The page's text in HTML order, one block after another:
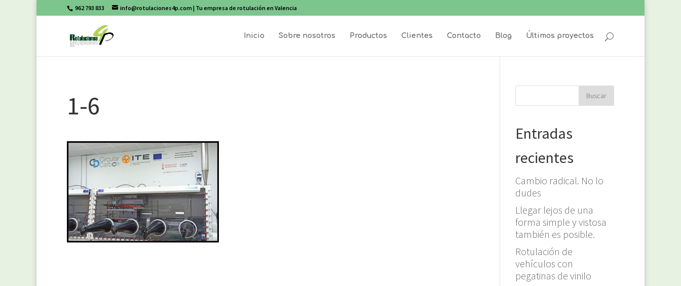
962 793 833 info@rotulaciones4p.com | Tu empresa de rotulación en Valencia
Inicio Sobre nosotros Productos Clientes Contacto Blog Últimos proyectos
1-6
Entradas
recientes
Cambio radical. No lo
dudes
Llegar lejos de una
forma simple y vistosa
también es posible.
Rotulación de
vehículos con
pegatinas de vinilo